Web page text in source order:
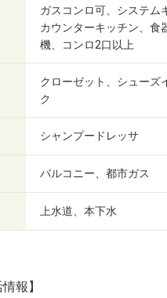
ガスコンロ可、システム
カウンターキッチン、食
機、コンロ2口以上
クローゼット、シューズ
ク
シャンプードレッサ
バルコニー、都市ガス
上水道、本下水
報】